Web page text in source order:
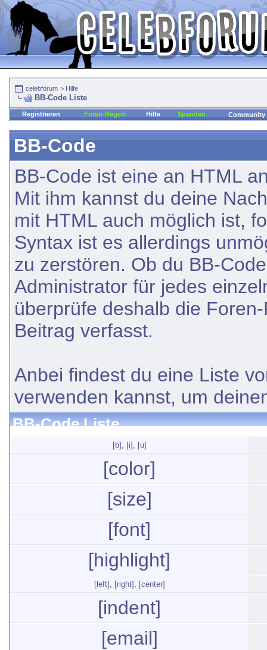
celebforum > Hilfe
BB-Code Liste
Registrieren Foren-Regeln Hilfe Spenden Community
BB-Code
BB-Code ist eine an HTML
Mit ihm kannst du deine
mit HTML auch möglich ist,
Syntax ist es allerdings
zu zerstören. Ob du BB-
Administrator für jedes
überprüfe deshalb die
Beitrag verfasst.
Anbei findest du eine Liste
verwenden kannst, um
BB-Code Liste
[b] , [i] , [u]
[color]
[size]
[font]
[highlight]
[left] , [right] , [center]
[indent]
[email]